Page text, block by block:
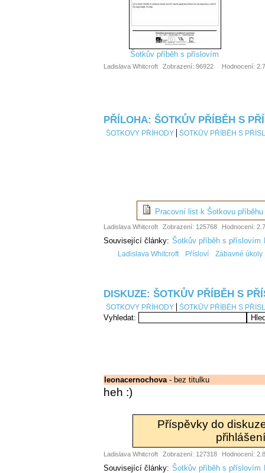
Šotkův příběh s příslovím
Ladislava Whitcroft Zobrazení: 96922 Hodnocení:
PŘÍLOHA: ŠOTKŮV PŘÍBĚH S
ŠOTKOVY PŘÍHODY ŠOTKŮV PŘÍBĚH S
Pracovní list k Šotkovu
Ladislava Whitcroft Zobrazení: 125768 Hodnocení:
Související články: Šotkův příběh s příslovím
Ladislava Whitcroft Přísloví Zábavné úkoly
DISKUZE: ŠOTKŮV PŘÍBĚH S
ŠOTKOVY PŘÍHODY ŠOTKŮV PŘÍBĚH S
Vyhledat:
leonacernochova - bez titulku
heh :)
Příspěvky do
Ladislava Whitcroft Zobrazení: 127318 Hodnocení:
Související články: Šotkův příběh s příslovím